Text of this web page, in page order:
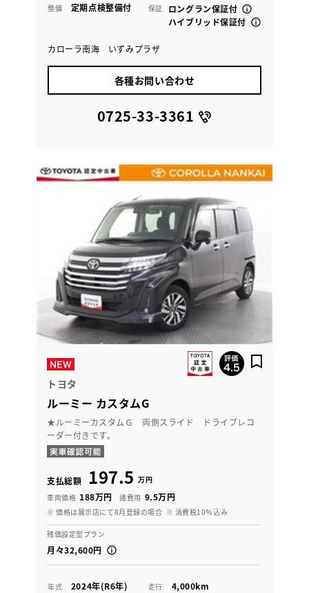
整備 定期点検整備付 保証
ロングラン保証付
ハイブリッド保証付
カローラ南海 いずみプラザ
各種お問い合わせ
0725-33-3361
トヨタ
ルーミー カスタムG
★ルーミーカスタムＧ 両側スライド ドライブレコ
ーダー付きです。
支払総額 197.5 万円
車両価格 188万円 諸費用 9.5万円
※ 価格は展示店にて8月登録の場合 ※ 消費税10％込み
残価設定型プラン
月々32,600円
年式 2024年(R6年) 走行 4,000km